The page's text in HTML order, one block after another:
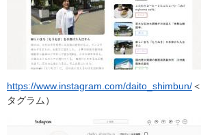
https://www.instagram.com/daito_shimbun/
タグラム）